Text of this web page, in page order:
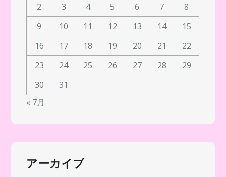
2
3 4 5 6 7
8
9
10 11 12 13 14
15
16
17 18 19 20 21
22
23
24 25 26 27 28
29
30
31
« 7月
アーカイブ